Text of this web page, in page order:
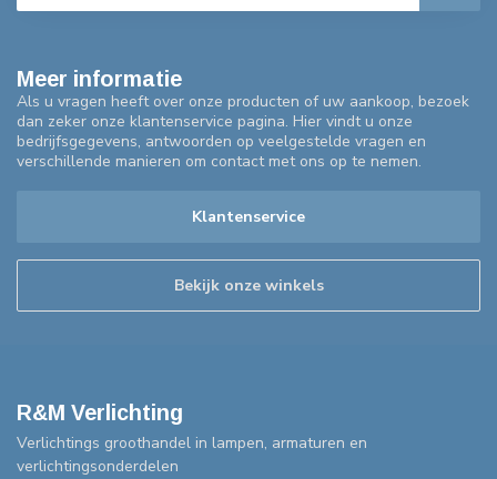
Meer informatie
Als u vragen heeft over onze producten of uw aankoop, bezoek
dan zeker onze klantenservice pagina. Hier vindt u onze
bedrijfsgegevens, antwoorden op veelgestelde vragen en
verschillende manieren om contact met ons op te nemen.
Klantenservice
Bekijk onze winkels
R&M Verlichting
Verlichtings groothandel in lampen, armaturen en
verlichtingsonderdelen